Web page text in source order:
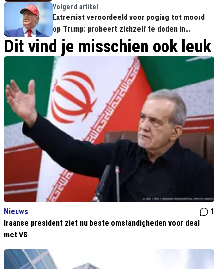
Volgend artikel
Extremist veroordeeld voor poging tot moord
op Trump: probeert zichzelf te doden in
rechtszaal
Dit vind je misschien ook leuk
Nieuws
1
Iraanse president ziet nu beste omstandigheden voor deal
met VS